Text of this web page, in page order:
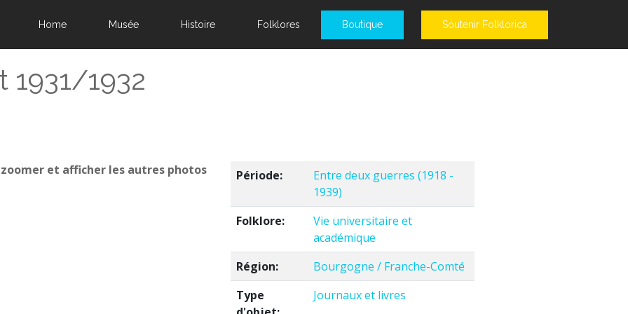
Home Musée Histoire Folklores Boutique Soutenir Folklorica
1932
et afficher les autres photos Période:
Entre deux guerres (1918 -
1939)
Folklore:
Vie universitaire et
académique
Région:
Bourgogne / Franche-Comté
Type
Journaux et livres